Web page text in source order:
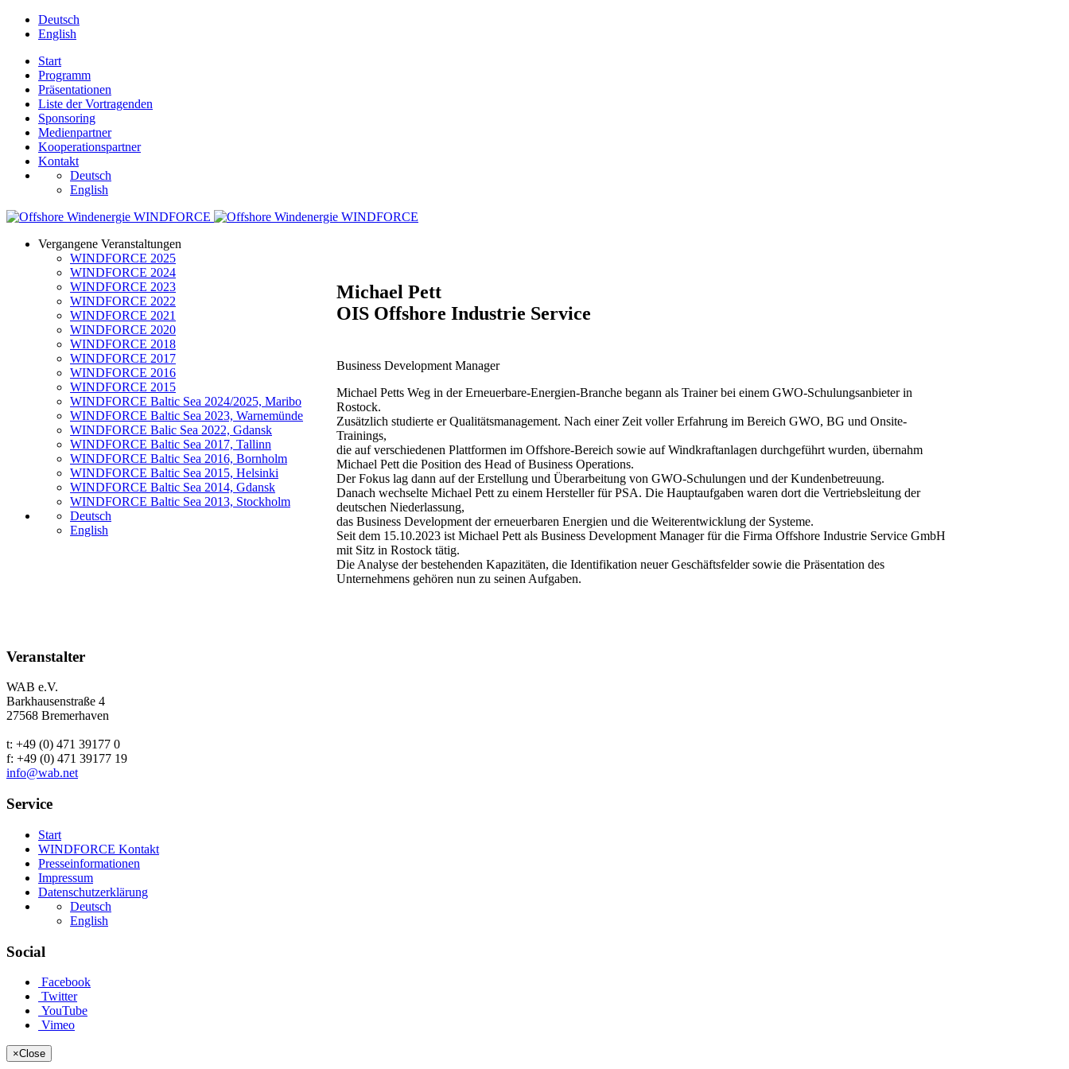
Deutsch
English
Start
Programm
Präsentationen
Liste der Vortragenden
Sponsoring
Medienpartner
Kooperationspartner
Kontakt
Deutsch
English
Vergangene Veranstaltungen
WINDFORCE 2025
WINDFORCE 2024
WINDFORCE 2023
WINDFORCE 2022
WINDFORCE 2021
WINDFORCE 2020
WINDFORCE 2018
WINDFORCE 2017
WINDFORCE 2016
WINDFORCE 2015
WINDFORCE Baltic Sea 2024/2025, Maribo
WINDFORCE Baltic Sea 2023, Warnemünde
WINDFORCE Balic Sea 2022, Gdansk
WINDFORCE Baltic Sea 2017, Tallinn
WINDFORCE Baltic Sea 2016, Bornholm
WINDFORCE Baltic Sea 2015, Helsinki
WINDFORCE Baltic Sea 2014, Gdansk
WINDFORCE Baltic Sea 2013, Stockholm
Deutsch
English
Michael Pett
OIS Offshore Industrie Service
Business Development Manager
Michael Petts Weg in der Erneuerbare-Energien-Branche begann als Trainer bei einem GWO-Schulungsanbieter in
Rostock.
Zusätzlich studierte er Qualitätsmanagement. Nach einer Zeit voller Erfahrung im Bereich GWO, BG und Onsite-
Trainings,
die auf verschiedenen Plattformen im Offshore-Bereich sowie auf Windkraftanlagen durchgeführt wurden, übernahm
Michael Pett die Position des Head of Business Operations.
Der Fokus lag dann auf der Erstellung und Überarbeitung von GWO-Schulungen und der Kundenbetreuung.
Danach wechselte Michael Pett zu einem Hersteller für PSA. Die Hauptaufgaben waren dort die Vertriebsleitung der
deutschen Niederlassung,
das Business Development der erneuerbaren Energien und die Weiterentwicklung der Systeme.
Seit dem 15.10.2023 ist Michael Pett als Business Development Manager für die Firma Offshore Industrie Service GmbH
mit Sitz in Rostock tätig.
Die Analyse der bestehenden Kapazitäten, die Identifikation neuer Geschäftsfelder sowie die Präsentation des
Unternehmens gehören nun zu seinen Aufgaben.
Veranstalter
WAB e.V.
Barkhausenstraße 4
27568 Bremerhaven
t: +49 (0) 471 39177 0
f: +49 (0) 471 39177 19
info@wab.net
Service
Start
WINDFORCE Kontakt
Presseinformationen
Impressum
Datenschutzerklärung
Deutsch
English
Social
Facebook
Twitter
YouTube
Vimeo
×Close